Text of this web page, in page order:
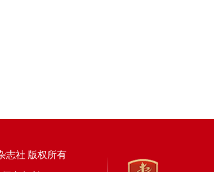
志社 版权所有